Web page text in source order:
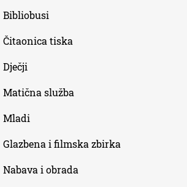
Bibliobusi
Čitaonica tiska
Dječji
Matična služba
Mladi
Glazbena i filmska zbirka
Nabava i obrada